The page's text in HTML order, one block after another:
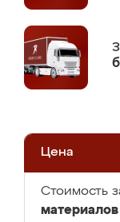
Цена
Стоимость
материалов